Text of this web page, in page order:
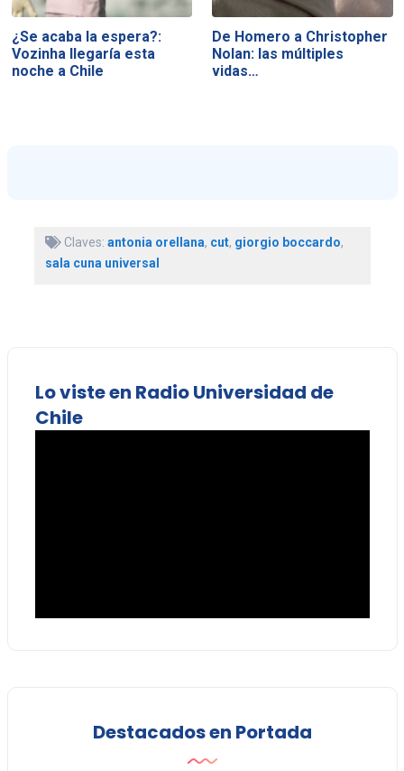
¿Se acaba la espera?:
Vozinha llegaría esta
noche a Chile
De Homero a Christopher
Nolan: las múltiples
vidas…
Claves: antonia orellana, cut, giorgio boccardo,
sala cuna universal
Lo viste en Radio Universidad de
Chile
Destacados en Portada